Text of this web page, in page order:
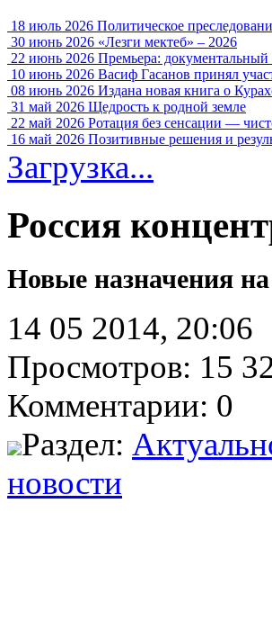
18 июль 2026 Политическое
30 июнь 2026 «Лезги мектеб» – 2026
22 июнь 2026 Премьера:
10 июнь 2026 Васиф Гасанов принял
08 июнь 2026 Издана новая книга о
31 май 2026 Щедрость к родной земле
22 май 2026 Ротация без сенсации —
16 май 2026 Позитивные решения и
Загрузка...
Россия
Новые назначения
14 05 2014, 20:06
Просмотров: 15
Комментарии: 0
Раздел:
новости